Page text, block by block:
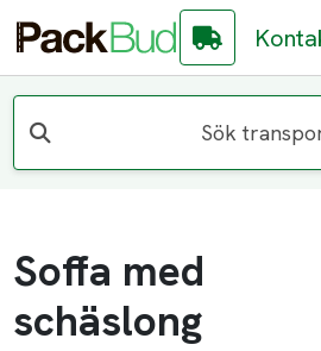
Sök
Soffa med
schäslong